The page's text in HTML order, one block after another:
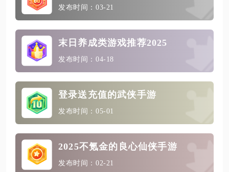
发布时间：03-21
末日养成类游戏推荐2025
发布时间：04-18
登录送充值的武侠手游
发布时间：05-01
2025不氪金的良心仙侠手游
发布时间：02-21